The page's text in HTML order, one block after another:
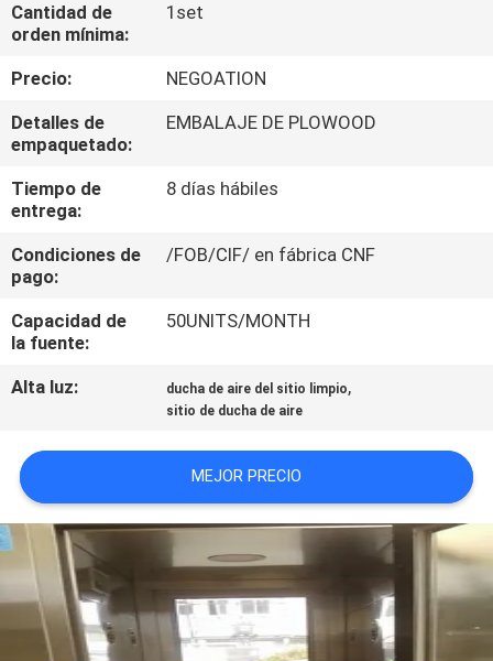
DE
CALIDAD
CONTACTA
CON
NOSOTROS
NOTICIAS
DE
TRABAJO
MAPA
DEL
SITIO
Cantidad de
orden mínima:
1set
Precio:
NEGOATION
Detalles de
empaquetado:
EMBALAJE DE PLOWOOD
Tiempo de
entrega:
8 días hábiles
Condiciones de
pago:
/FOB/CIF/ en fábrica CNF
Capacidad de
la fuente:
50UNITS/MONTH
Alta luz: ducha de aire del sitio limpio,
sitio de ducha de aire
MEJOR PRECIO